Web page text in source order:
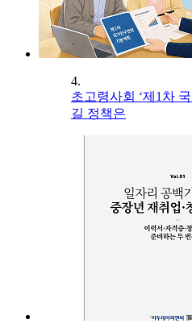
4.
초고령사회 ‘제1차
길 정책은